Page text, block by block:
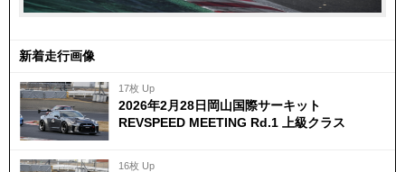
新着走行画像
17枚 Up
2026年2月28日岡山国際サーキット
REVSPEED MEETING Rd.1 上級クラス
16枚 Up